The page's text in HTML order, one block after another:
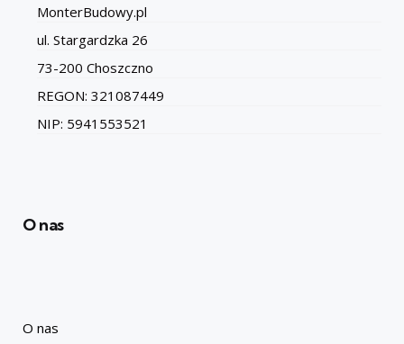
MonterBudowy.pl
ul. Stargardzka 26
73-200 Choszczno
REGON: 321087449
NIP: 5941553521
O nas
O nas